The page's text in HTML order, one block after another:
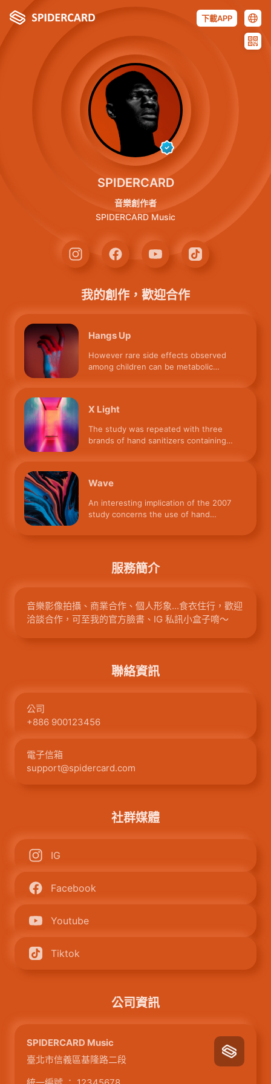
下載APP
SPIDERCARD
音樂創作者
SPIDERCARD Music
我的創作，歡迎合作
Hangs Up
However rare side effects observed
among children can be metabolic
X Light
The study was repeated with three
brands of hand sanitizers containing
Wave
An interesting implication of the 2007
study concerns the use of hand
服務簡介
音樂影像拍攝、商業合作、個人形象...食衣住行，歡迎
洽談合作，可至我的官方臉書、IG 私訊小盒子唷～
聯絡資訊
公司
+886 900123456
電子信箱
support@spidercard.com
社群媒體
IG
Facebook
Youtube
Tiktok
公司資訊
SPIDERCARD Music
臺北市信義區基隆路二段